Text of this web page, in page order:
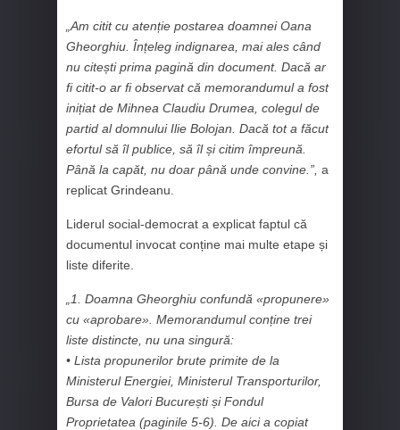
„Am citit cu atenție postarea doamnei Oana
Gheorghiu. Înțeleg indignarea, mai ales când
nu citești prima pagină din document. Dacă ar
fi citit-o ar fi observat că memorandumul a fost
inițiat de Mihnea Claudiu Drumea, colegul de
partid al domnului Ilie Bolojan. Dacă tot a făcut
efortul să îl publice, să îl și citim împreună.
Până la capăt, nu doar până unde convine.”, a
replicat Grindeanu.
Liderul social-democrat a explicat faptul că
documentul invocat conține mai multe etape și
liste diferite.
„1. Doamna Gheorghiu confundă «propunere»
cu «aprobare». Memorandumul conține trei
liste distincte, nu una singură:
• Lista propunerilor brute primite de la
Ministerul Energiei, Ministerul Transporturilor,
Bursa de Valori București și Fondul
Proprietatea (paginile 5-6). De aici a copiat